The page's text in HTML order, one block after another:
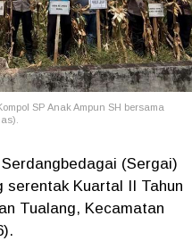
SP Anak Ampun SH bersama
(Sergai)
serentak Kuartal II Tahun
Tualang, Kecamatan